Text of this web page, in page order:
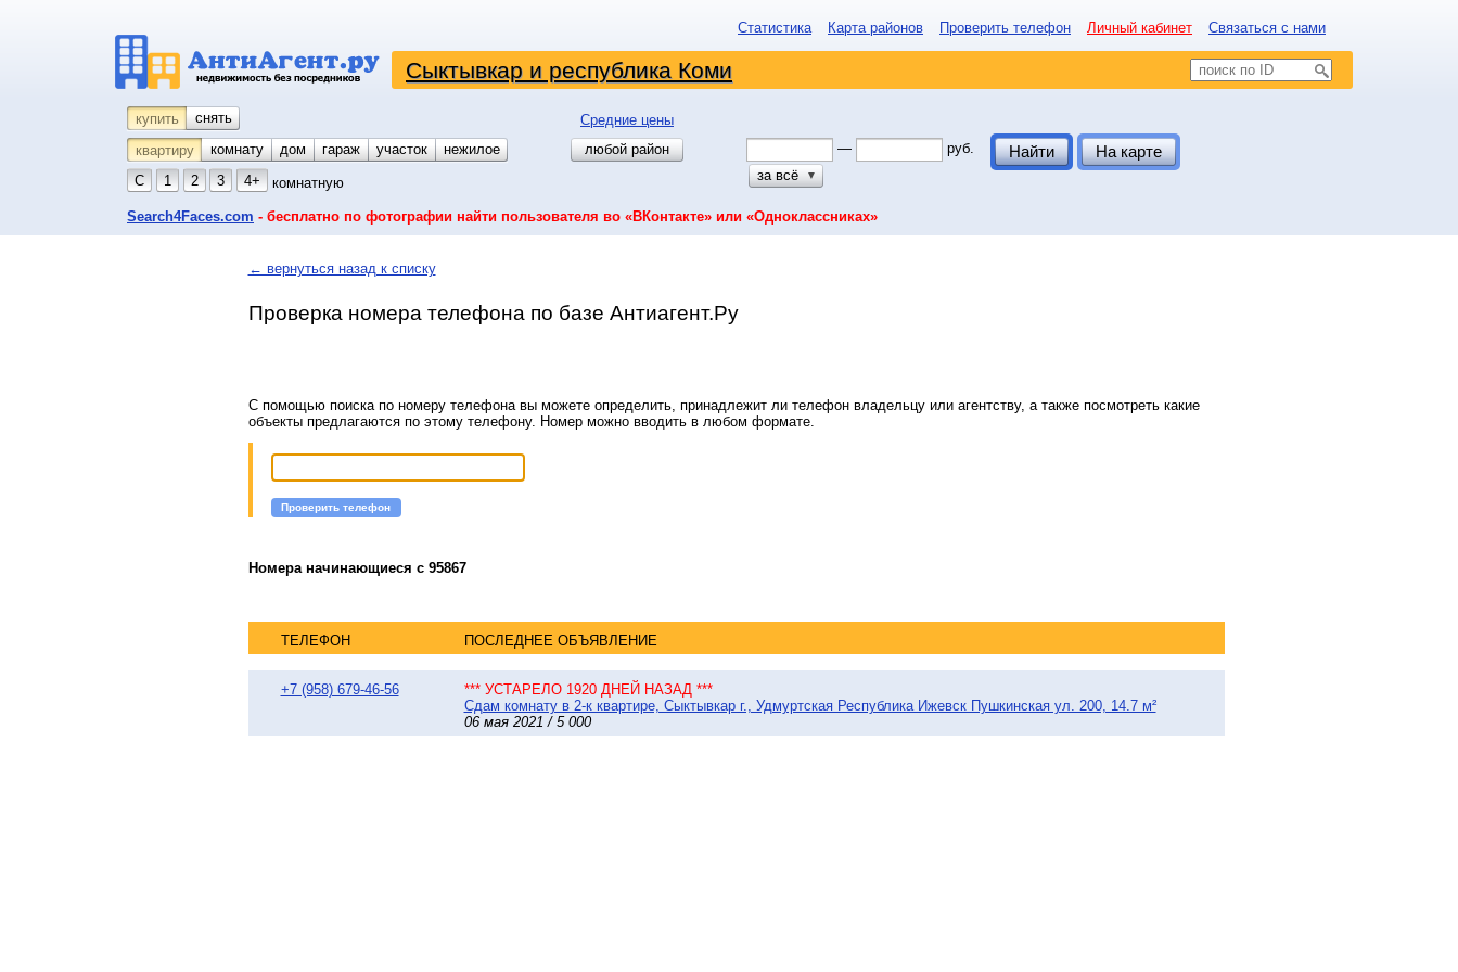
Статистика Карта районов Проверить телефон Личный кабинет Связаться с нами
Сыктывкар и республика Коми
купить снять
Средние цены
квартиру
комнату койко-место
дом гараж участок
нежилое
С
1 2 3 4+ комнатную
любой район —
руб.
за всё
▼
Найти На карте
Search4Faces.com - бесплатно по фотографии найти пользователя во «ВКонтакте» или «Одноклассниках»
← вернуться назад к списку
Проверка номера телефона по базе Антиагент.Ру
С помощью поиска по номеру телефона вы можете определить, принадлежит ли телефон владельцу или агентству, а также посмотреть какие
объекты предлагаются по этому телефону. Номер можно вводить в любом формате.
Проверить телефон
Номера начинающиеся с 95867
ТЕЛЕФОН ПОСЛЕДНЕЕ ОБЪЯВЛЕНИЕ
+7 (958) 679-46-56
*** УСТАРЕЛО 1920 ДНЕЙ НАЗАД ***
Сдам комнату в 2-к квартире, Сыктывкар г., Удмуртская Республика Ижевск Пушкинская ул. 200, 14.7 м²
06 мая 2021 / 5 000